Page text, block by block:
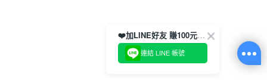
❤️加LINE好友 賺100元券！
連結 LINE 帳號